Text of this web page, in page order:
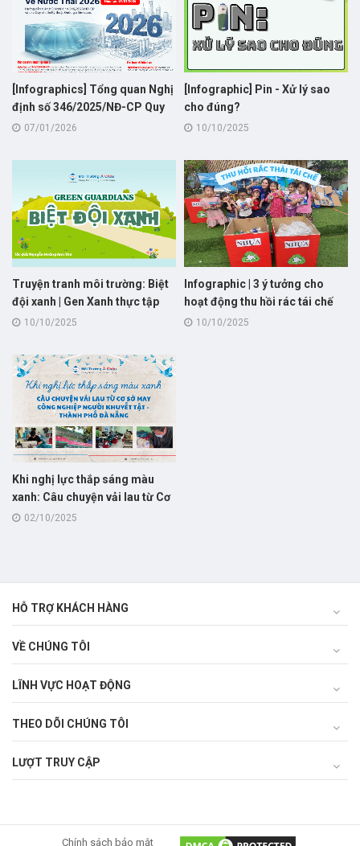
[Infographics] Tổng quan Nghị
định số 346/2025/NĐ-CP Quy
định phí bảo vệ môi trường đối
nghiệp
07/01/2026
[Infographic] Pin - Xử lý sao
cho đúng?
10/10/2025
Truyện tranh môi trường: Biệt
đội xanh | Gen Xanh thực tập
10/10/2025
Infographic | 3 ý tưởng cho
hoạt động thu hồi rác tái chế
dành cho "trường học xanh"
10/10/2025
Khi nghị lực thắp sáng màu
xanh: Câu chuyện vải lau từ Cơ
sở may công nghiệp người
02/10/2025
HỖ TRỢ KHÁCH HÀNG
VỀ CHÚNG TÔI
LĨNH VỰC HOẠT ĐỘNG
THEO DÕI CHÚNG TÔI
LƯỢT TRUY CẬP
Chính sách bảo mật